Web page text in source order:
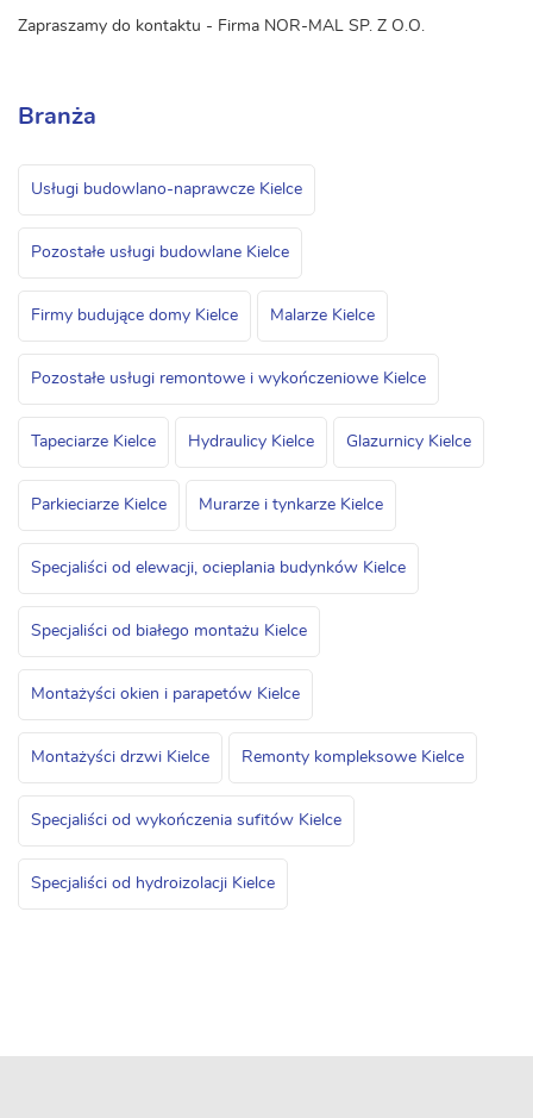
Zapraszamy do kontaktu - Firma NOR-MAL SP. Z O.O.
Branża
Usługi budowlano-naprawcze Kielce
Pozostałe usługi budowlane Kielce
Firmy budujące domy Kielce Malarze Kielce
Pozostałe usługi remontowe i wykończeniowe Kielce
Tapeciarze Kielce Hydraulicy Kielce Glazurnicy Kielce
Parkieciarze Kielce Murarze i tynkarze Kielce
Specjaliści od elewacji, ocieplania budynków Kielce
Specjaliści od białego montażu Kielce
Montażyści okien i parapetów Kielce
Montażyści drzwi Kielce Remonty kompleksowe Kielce
Specjaliści od wykończenia sufitów Kielce
Specjaliści od hydroizolacji Kielce